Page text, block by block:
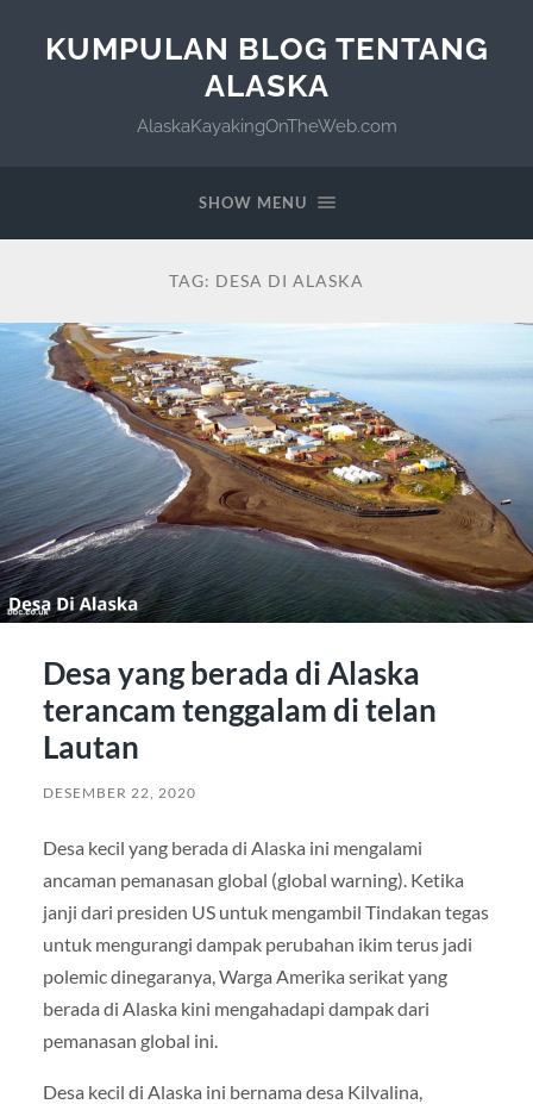
KUMPULAN BLOG TENTANG
ALASKA
AlaskaKayakingOnTheWeb.com
SHOW MENU
TAG: DESA DI ALASKA
Desa yang berada di Alaska
terancam tenggalam di telan
Lautan
DESEMBER 22, 2020
Desa kecil yang berada di Alaska ini mengalami
ancaman pemanasan global (global warning). Ketika
janji dari presiden US untuk mengambil Tindakan tegas
untuk mengurangi dampak perubahan ikim terus jadi
polemic dinegaranya, Warga Amerika serikat yang
berada di Alaska kini mengahadapi dampak dari
pemanasan global ini.
Desa kecil di Alaska ini bernama desa Kilvalina,